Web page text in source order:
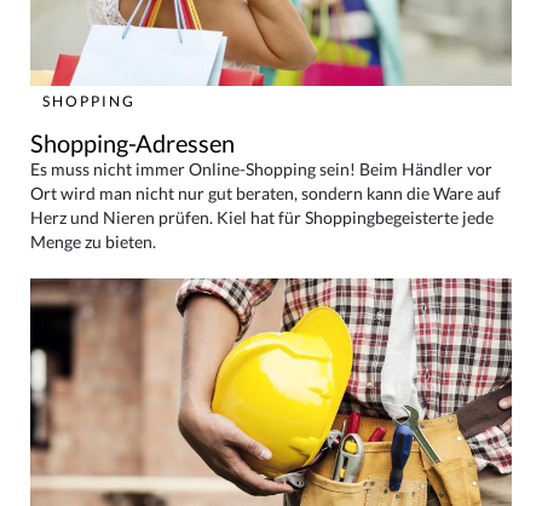
SHOPPING
Shopping-Adressen
Es muss nicht immer Online-Shopping sein! Beim Händler vor
Ort wird man nicht nur gut beraten, sondern kann die Ware auf
Herz und Nieren prüfen. Kiel hat für Shoppingbegeisterte jede
Menge zu bieten.